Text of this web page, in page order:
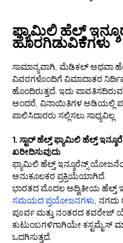
ಫ್ಯಾಮಿಲಿ ಹೆಲ್ತ್
ಹೊರಗಿಡುವಿಕೆಗಳು
ಸಾಮಾನ್ಯವಾಗಿ, ಮೆಡಿಕಲ್ ಅಥವಾ
ವಿವರಗಳೊಂದಿಗೆ ವಿಮಾದಾತರ ನಿರ್ದಿಷ್ಟ
ಹೊಂದಿರುತ್ತದೆ. ಇದು
ಅಂದರೆ, ವಿನಾಯಿತಿಗಳ ಅಡಿಯಲ್ಲಿ
ಪಾಲಿಸಿದಾರರು ಸಲ್ಲಿಸಲು ಸಾಧ್ಯವಿಲ್ಲ.
1. ಸ್ಟಾರ್ ಹೆಲ್ತ್ ಫ್ಯಾಮಿಲಿ ಹೆಲ್ತ್
ಖರೀದಿಸುವುದು
ಫ್ಯಾಮಿಲಿ ಹೆಲ್ತ್ ಇನ್ಶೂರೆನ್ಸ್
ಅನುಕೂಲಕರ ಪ್ರಕ್ರಿಯೆಯಾಗಿದೆ.
ಭಾರತದ ಮೊದಲ ಅದ್ವಿತೀಯ ಹೆಲ್ತ್
ಸಮಯದ ಪ್ರಯೋಜನಗಳು, ನಗದು
ಪೂರ್ವ ಮತ್ತು ನಂತರದ ಕವರೇಜ್
ಕುಟುಂಬಗಳಿಗಾಗಿಯೇ ಕಸ್ಟಮೈಸ್
ಒದಗಿಸುತ್ತದೆ.